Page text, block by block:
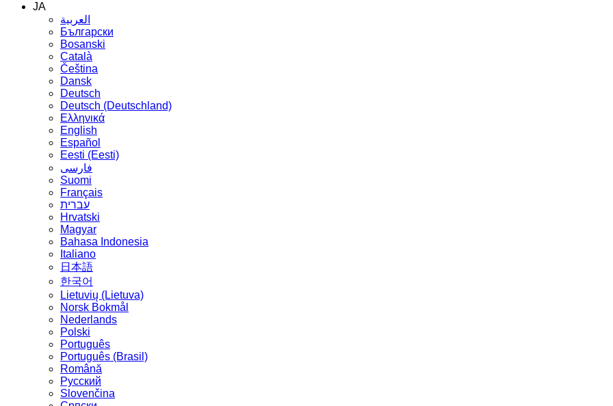
JA
العربية
Български
Bosanski
Сatalà
Čeština
Dansk
Deutsch
Deutsch (Deutschland)
Ελληνικά
English
Español
Eesti (Eesti)
فارسی
Suomi
Français
עברית
Hrvatski
Magyar
Bahasa Indonesia
Italiano
日本語
한국어
Lietuvių (Lietuva)
‪Norsk Bokmål‬
Nederlands
Polski
Português
Português (Brasil)
Română
Русский
Slovenčina